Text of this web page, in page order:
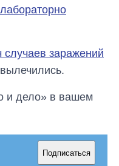
случаев заражений
и дело» в вашем
Подписаться
ударов по Украине
за лето: Киев и